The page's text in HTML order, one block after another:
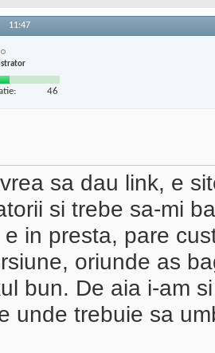
11:47
46
sa dau link, e
si trebe sa-mi
in presta, pare
oriunde as
bun. De aia i-am
unde trebuie sa